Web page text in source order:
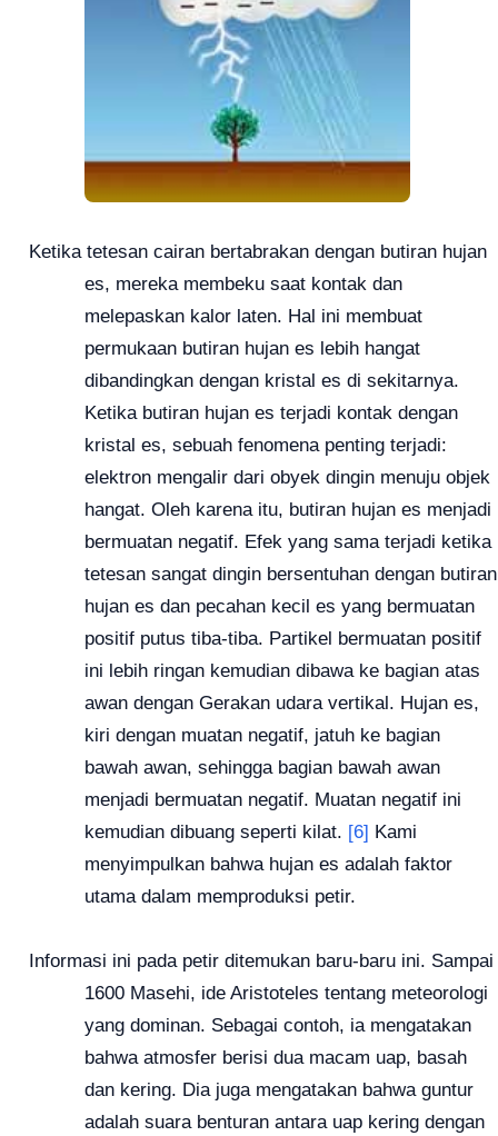
Ketika tetesan cairan bertabrakan dengan butiran hujan
es, mereka membeku saat kontak dan
melepaskan kalor laten. Hal ini membuat
permukaan butiran hujan es lebih hangat
dibandingkan dengan kristal es di sekitarnya.
Ketika butiran hujan es terjadi kontak dengan
kristal es, sebuah fenomena penting terjadi:
elektron mengalir dari obyek dingin menuju objek
hangat. Oleh karena itu, butiran hujan es menjadi
bermuatan negatif. Efek yang sama terjadi ketika
tetesan sangat dingin bersentuhan dengan butiran
hujan es dan pecahan kecil es yang bermuatan
positif putus tiba-tiba. Partikel bermuatan positif
ini lebih ringan kemudian dibawa ke bagian atas
awan dengan Gerakan udara vertikal. Hujan es,
kiri dengan muatan negatif, jatuh ke bagian
bawah awan, sehingga bagian bawah awan
menjadi bermuatan negatif. Muatan negatif ini
kemudian dibuang seperti kilat. [6] Kami
menyimpulkan bahwa hujan es adalah faktor
utama dalam memproduksi petir.
Informasi ini pada petir ditemukan baru-baru ini. Sampai
1600 Masehi, ide Aristoteles tentang meteorologi
yang dominan. Sebagai contoh, ia mengatakan
bahwa atmosfer berisi dua macam uap, basah
dan kering. Dia juga mengatakan bahwa guntur
adalah suara benturan antara uap kering dengan